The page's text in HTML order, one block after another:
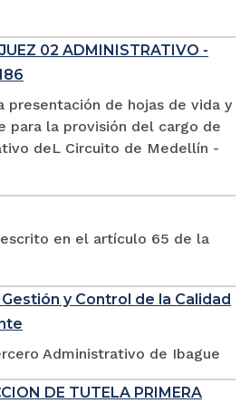
02 ADMINISTRATIVO -
presentación de hojas de vida y
para la provisión del cargo de
deL Circuito de Medellín -
en el artículo 65 de la
y Control de la Calidad
Administrativo de Ibague
DE TUTELA PRIMERA